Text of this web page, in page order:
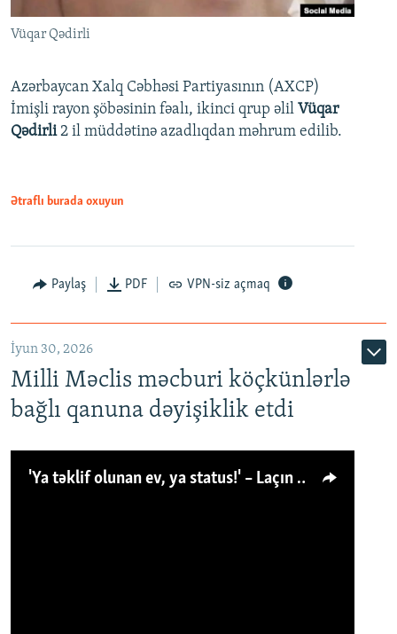
Vüqar Qədirli
Azərbaycan Xalq Cəbhəsi Partiyasının (AXCP)
İmişli rayon şöbəsinin fəalı, ikinci qrup əlil Vüqar
Qədirli2 il müddətinə azadlıqdan məhrum edilib.
Ətraflı burada oxuyun
Paylaş PDF VPN-siz açmaq
İyun 30, 2026
Milli Məclis məcburi köçkünlərlə
bağlı qanuna dəyişiklik etdi
'Ya təklif olunan ev, ya status!' – Laçın köçkünü: 'Laçından başqa heç hara!'